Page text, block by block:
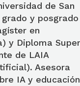
de San
y
en
y Diploma
de LAIA
Asesora
IA y